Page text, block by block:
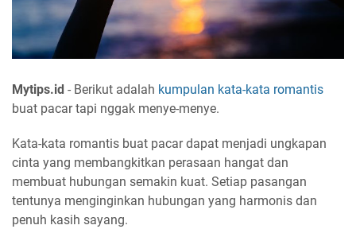
Mytips.id - Berikut adalah kumpulan kata-kata romantis
buat pacar tapi nggak menye-menye.
Kata-kata romantis buat pacar dapat menjadi ungkapan
cinta yang membangkitkan perasaan hangat dan
membuat hubungan semakin kuat. Setiap pasangan
tentunya menginginkan hubungan yang harmonis dan
penuh kasih sayang.